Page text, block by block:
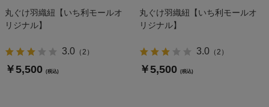
丸ぐけ羽織紐【いち利モールオ
リジナル】
3.0（2 ）
￥5,500 (税込)
丸ぐけ羽織紐【いち利モールオ
リジナル】
3.0（2 ）
￥5,500 (税込)